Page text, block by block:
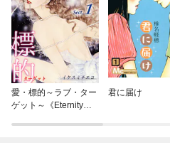
愛・標的～ラブ・ター
ゲット～《Eternity》
君に届け